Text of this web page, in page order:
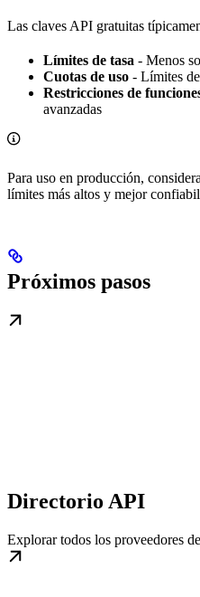
Las claves API gratuitas
Límites de tasa - Menos
Cuotas de uso - Límites
Restricciones de
avanzadas
Para uso en producción,
límites más altos y mejor
Próximos pasos
Directorio API
Explorar todos los proveedores